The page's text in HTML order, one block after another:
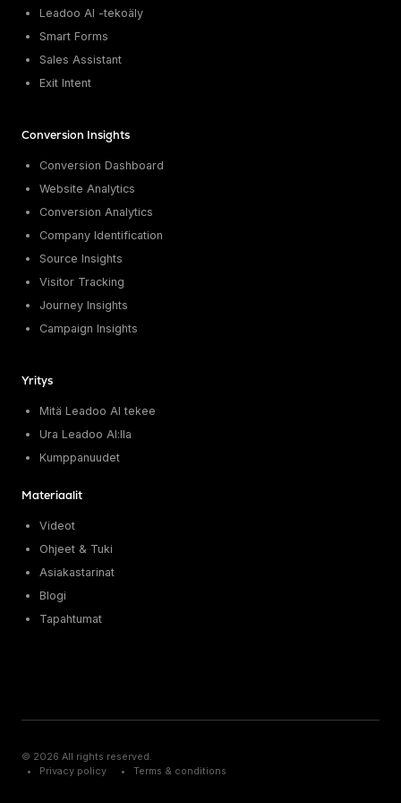
Leadoo AI -tekoäly
Smart Forms
Sales Assistant
Exit Intent
Conversion Insights
Conversion Dashboard
Website Analytics
Conversion Analytics
Company Identification
Source Insights
Visitor Tracking
Journey Insights
Campaign Insights
Yritys
Mitä Leadoo AI tekee
Ura Leadoo AI:lla
Kumppanuudet
Materiaalit
Videot
Ohjeet & Tuki
Asiakastarinat
Blogi
Tapahtumat
© 2026 All rights reserved.
Privacy policy
Terms & conditions